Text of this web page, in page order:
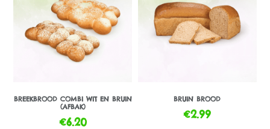
BREEKBROOD COMBI WIT EN BRUIN
(AFBAK)
€6.20
BRUIN BROOD
€2.99